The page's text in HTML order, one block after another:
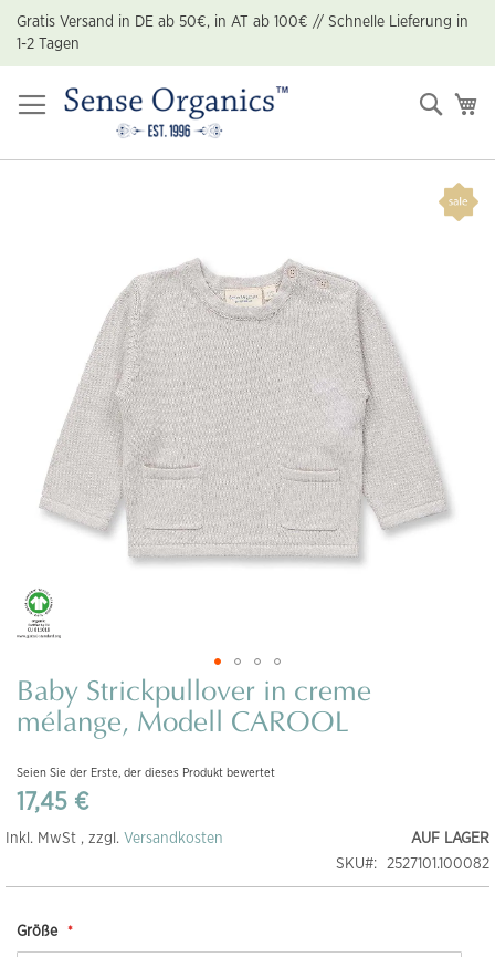
Zum
Inhalt
springen
Gratis Versand in DE ab 50€, in AT ab 100€ // Schnelle Lieferung in
1-2 Tagen
Suche
Zum
Anfang
der
springen
Baby Strickpullover in creme
mélange, Modell CAROOL
Seien Sie der Erste, der dieses Produkt bewertet
17,45 €
AUF LAGER
SKU
2527101.100082
Inkl. MwSt , zzgl. Versandkosten
Größe